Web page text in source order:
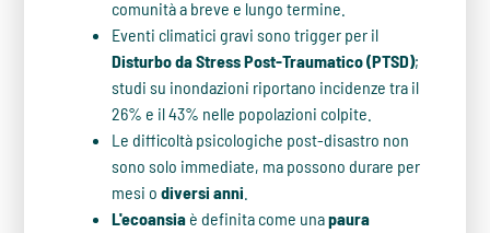
comunità a breve e lungo termine.
Eventi climatici gravi sono trigger per il
Disturbo da Stress Post-Traumatico (PTSD);
studi su inondazioni riportano incidenze tra il
26% e il 43% nelle popolazioni colpite.
Le difficoltà psicologiche post-disastro non
sono solo immediate, ma possono durare per
mesi odiversi anni
L'ecoansia è definita come unapaura